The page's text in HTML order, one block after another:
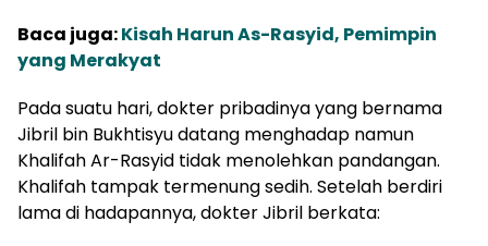
Baca juga:Kisah Harun As-Rasyid, Pemimpin
yang Merakyat
Pada suatu hari, dokter pribadinya yang bernama
Jibril bin Bukhtisyu datang menghadap namun
Khalifah Ar-Rasyid tidak menolehkan pandangan.
Khalifah tampak termenung sedih. Setelah berdiri
lama di hadapannya, dokter Jibril berkata: